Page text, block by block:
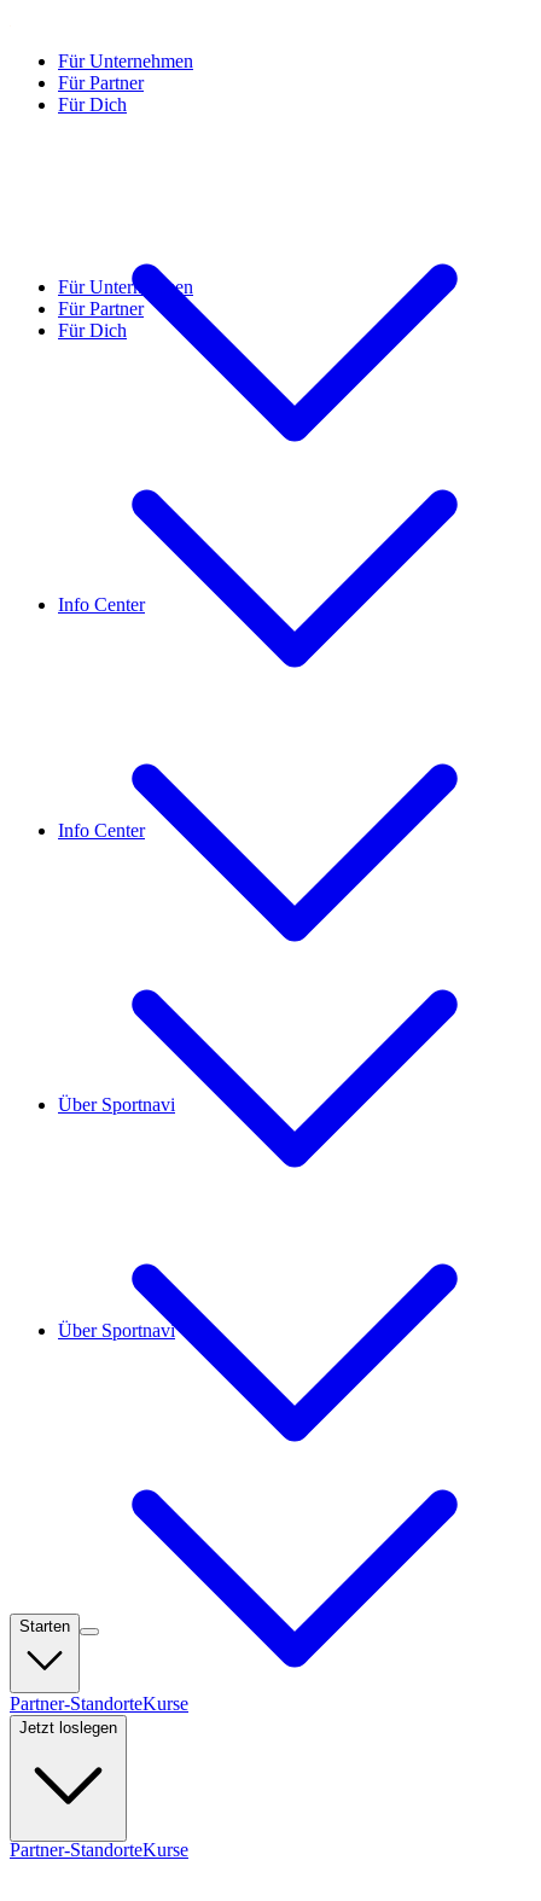
Für Unternehmen
Für Partner
Für Dich
Info Center
Über Sportnavi
Starten
Partner-StandorteKurse
Jetzt loslegen
Für Unternehmen
Für Partner
Für Dich
Info Center
Über Sportnavi
Partner-StandorteKurse